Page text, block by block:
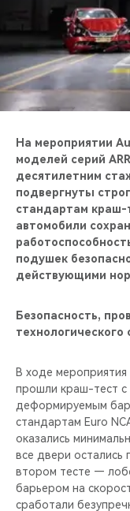
CHERY И СПОРТ
НАШИ МЕРОПРИЯТИЯ
CHERY ДЛЯ ДЕТЕЙ
На мероприятии
моделей серий
десятилетним
подвергнуты
стандартам краш-
автомобили
подушек
действующими
Безопасность,
технологического
В ходе мероприятия
прошли краш-тест
деформируемым
стандартам Euro
оказались
все двери остались
втором тесте —
барьером на
сработали